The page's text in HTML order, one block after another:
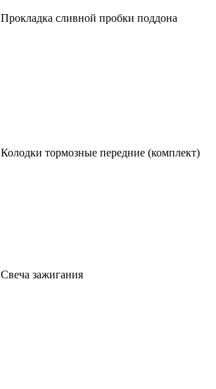
Прокладка сливной пробки поддона
Колодки тормозные передние (комплект)
Свеча зажигания